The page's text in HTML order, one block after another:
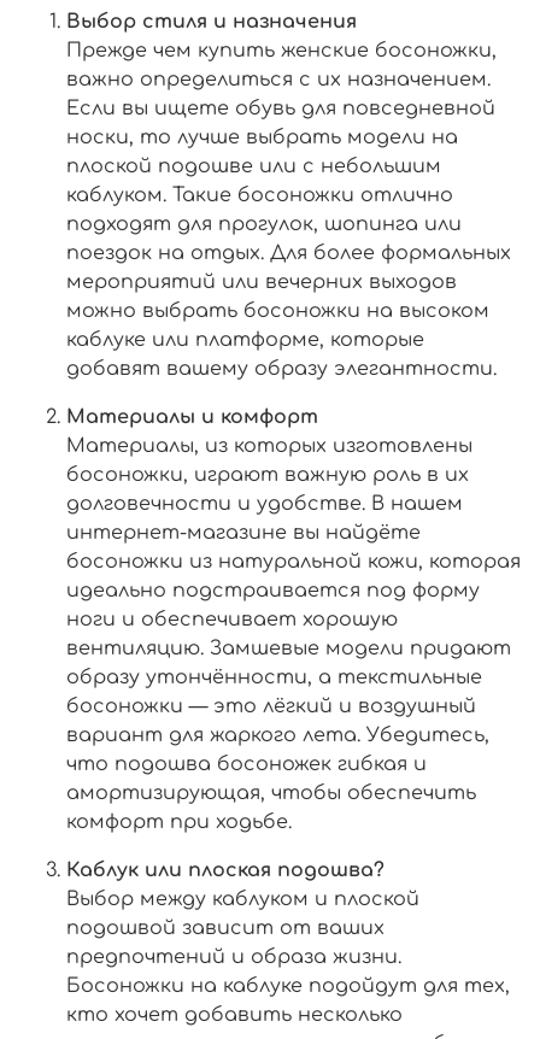
Выбор стиля и назначения
Прежде чем купить женские босоножки,
важно определиться с их назначением.
Если вы ищете обувь для повседневной
носки, то лучше выбрать модели на
плоской подошве или с небольшим
каблуком. Такие босоножки отлично
подходят для прогулок, шопинга или
поездок на отдых. Для более формальных
мероприятий или вечерних выходов
можно выбрать босоножки на высоком
каблуке или платформе, которые
добавят вашему образу элегантности.
Материалы и комфорт
Материалы, из которых изготовлены
босоножки, играют важную роль в их
долговечности и удобстве. В нашем
интернет-магазине вы найдёте
босоножки из натуральной кожи, которая
идеально подстраивается под форму
ноги и обеспечивает хорошую
вентиляцию. Замшевые модели придают
образу утончённости, а текстильные
босоножки — это лёгкий и воздушный
вариант для жаркого лета. Убедитесь,
что подошва босоножек гибкая и
амортизирующая, чтобы обеспечить
комфорт при ходьбе.
Каблук или плоская подошва?
Выбор между каблуком и плоской
подошвой зависит от ваших
предпочтений и образа жизни.
Босоножки на каблуке подойдут для тех,
кто хочет добавить несколько